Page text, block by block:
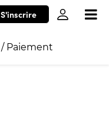
S'inscrire
/ Paiement